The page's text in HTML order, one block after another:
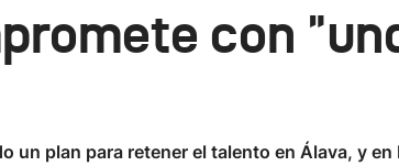
con
un plan para retener el talento en Álava, y